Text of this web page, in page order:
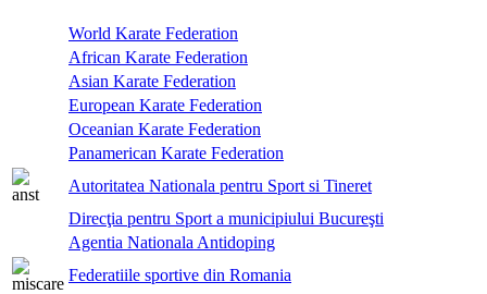
World Karate Federation
African Karate Federation
Asian Karate Federation
European Karate Federation
Oceanian Karate Federation
Panamerican Karate Federation
Autoritatea Nationala pentru Sport si Tineret
Direcţia pentru Sport a municipiului Bucureşti
Agentia Nationala Antidoping
Federatiile sportive din Romania